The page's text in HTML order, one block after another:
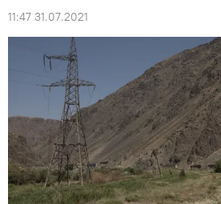
11:47 31.07.2021